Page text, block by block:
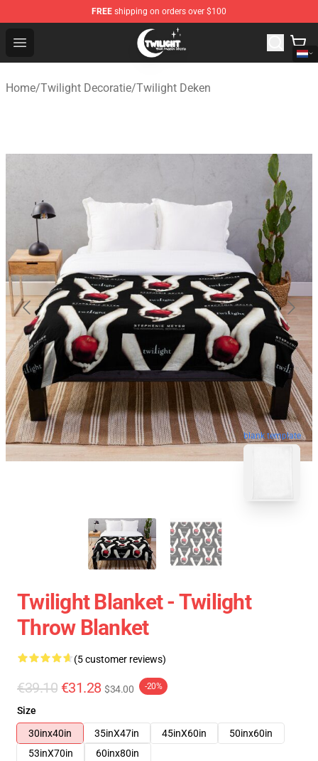
FREE shipping on orders over $100
Open menu
Twilight Store - Official Twilight Merchandise Shop
Home/Twilight Decoratie/Twilight Deken
blank template
Twilight Blanket - Twilight
Throw Blanket
(5 customer reviews)
€39.10 €31.28 $34.00 -20%
Size
30inx40in
35inX47in 45inX60in
50inx60in
53inX70in
60inx80in